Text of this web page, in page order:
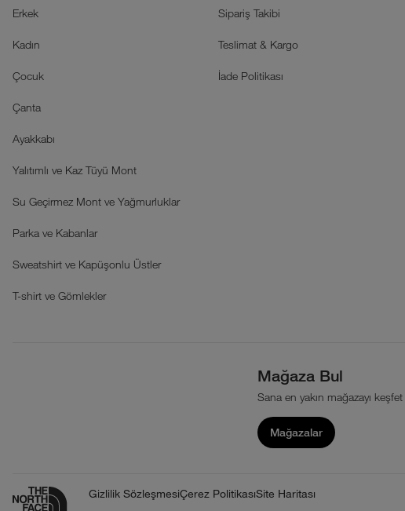
Erkek
Kadın
Çocuk
Çanta
Ayakkabı
Yalıtımlı ve Kaz Tüyü Mont
Su Geçirmez Mont ve Yağmurluklar
Parka ve Kabanlar
Sweatshirt ve Kapüşonlu Üstler
T-shirt ve Gömlekler
Sipariş Takibi
Teslimat & Kargo
İade Politikası
Mağaza Bul
Sana en yakın mağazayı keşfet
Mağazalar
Gizlilik SözleşmesiÇerez PolitikasıSite Haritası